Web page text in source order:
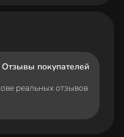
Отзывы покупателей
реальных отзывов